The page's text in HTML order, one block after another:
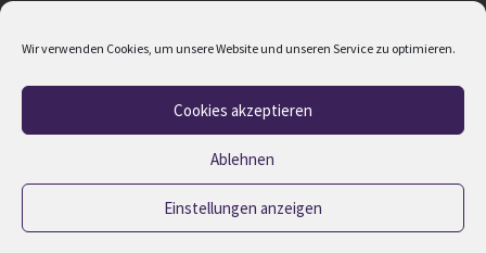
Wir verwenden Cookies, um unsere Website und unseren Service zu optimieren.
Cookies akzeptieren
Ablehnen
Einstellungen anzeigen
Datenschutz
2023 © Copyrights M.Winkler